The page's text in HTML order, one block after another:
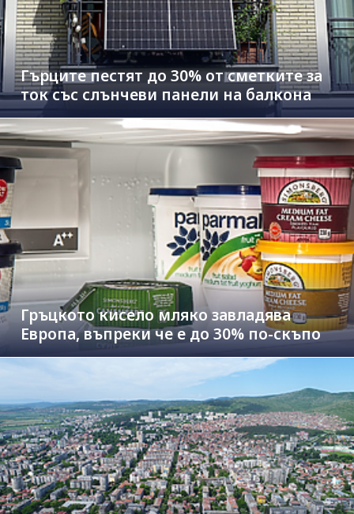
Гърците пестят до 30% от сметките за
ток със слънчеви панели на балкона
Гръцкото кисело мляко завладява
Европа, въпреки че е до 30% по-скъпо